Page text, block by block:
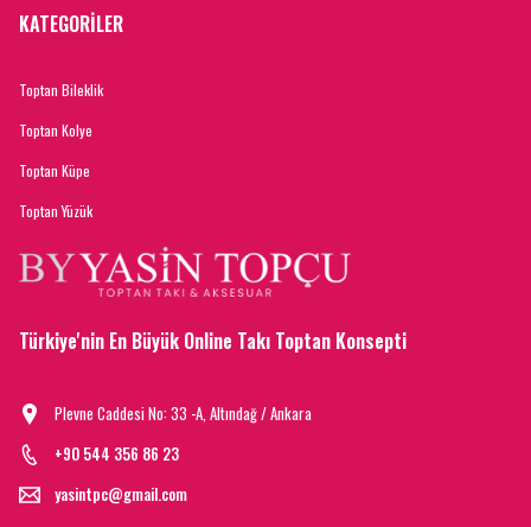
KATEGORİLER
Toptan Bileklik
Toptan Kolye
Toptan Küpe
Toptan Yüzük
Türkiye'nin En Büyük Online Takı Toptan Konsepti
Plevne Caddesi No: 33 -A, Altındağ / Ankara
+90 544 356 86 23
yasintpc@gmail.com